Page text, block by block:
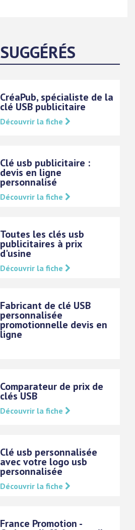
SUGGÉRÉS
CréaPub, spécialiste de la
clé USB publicitaire
Découvrir la fiche
Clé usb publicitaire :
devis en ligne
personnalisé
Découvrir la fiche
Toutes les clés usb
publicitaires à prix
d'usine
Découvrir la fiche
Fabricant de clé USB
personnalisée
promotionnelle devis en
ligne
Comparateur de prix de
clés USB
Découvrir la fiche
Clé usb personnalisée
avec votre logo usb
personnalisée
Découvrir la fiche
France Promotion -